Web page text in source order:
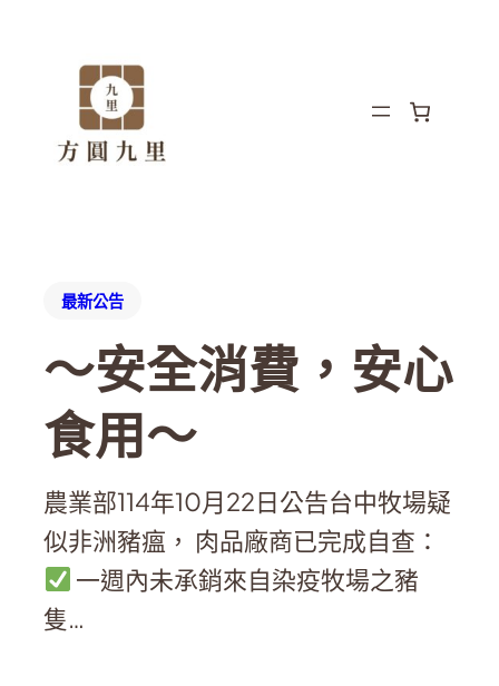
最新公告
～安全消費，安心
食用～
農業部114年10月22日公告台中牧場疑
似非洲豬瘟， 肉品廠商已完成自查：
一週內未承銷來自染疫牧場之豬
隻…